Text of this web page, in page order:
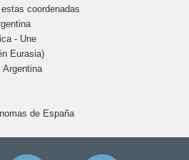
coordenadas
- Une
Eurasia)
Argentina
de España